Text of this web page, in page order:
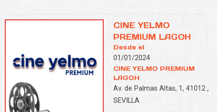
CINE YELMO
PREMIUM LAGOH
Desde el
01/01/2024
CINE YELMO PREMIUM
LAGOH
Av. de Palmas Altas, 1, 41012 ,
SEVILLA